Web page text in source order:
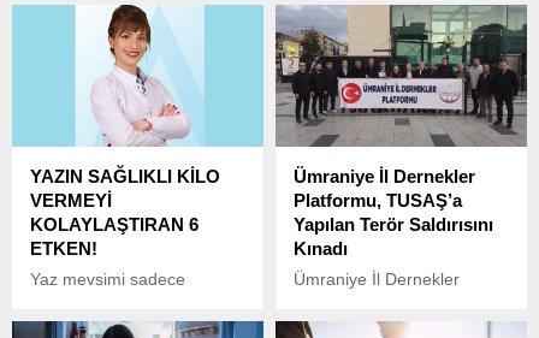
öğrencileri tarafından
yapılan ekonomik boykota
dair verileri paylaşarak,
boykotun başarısız
olduğunu savundu.
kişisel bilgilerini nasıl
kullandığını incelemek
üzere bir soruşturma
başlattı.
YAZIN SAĞLIKLI KİLO
VERMEYİ
KOLAYLAŞTIRAN 6
ETKEN!
Yaz mevsimi sadece
de canlandığı bir dönem
Ümraniye İl Dernekler
Platformu, TUSAŞ’a
Yapılan Terör Saldırısını
Kınadı
Ümraniye İl Dernekler
tarihinde Ankara